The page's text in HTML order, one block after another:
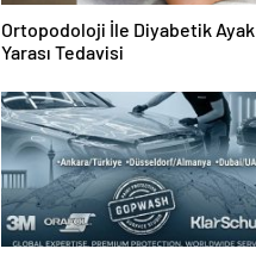
Ortopodoloji İle Diyabetik Ayak
Yarası Tedavisi